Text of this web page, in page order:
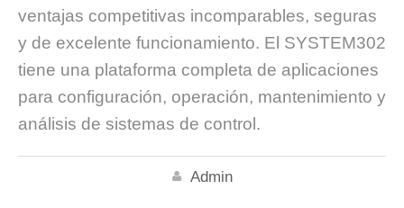
ventajas competitivas incomparables, seguras
y de excelente funcionamiento. El SYSTEM302
tiene una plataforma completa de aplicaciones
para configuración, operación, mantenimiento y
análisis de sistemas de control.
Admin